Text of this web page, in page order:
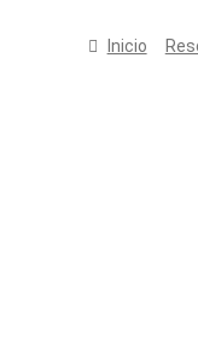
Inicio